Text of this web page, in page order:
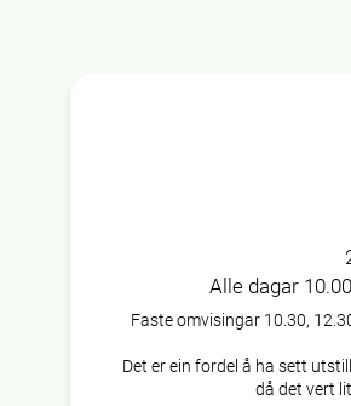
Alle dagar
Faste omvisingar 10.30,
Det er ein fordel å ha sett
då det vert